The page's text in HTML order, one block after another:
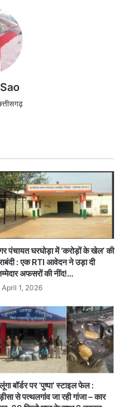
पंचायत घरघोड़ा में ‘करोड़ों के खेल’ की
: एक RTI आवेदन ने उड़ा दी
अफसरों की नींद!…
April 1, 2026
बॉर्डर पर ‘पुष्पा’ स्टाइल फेल :
से पत्थलगांव जा रही गांजा – कार